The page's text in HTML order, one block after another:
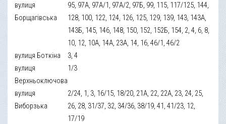
вулиця
Борщагівська
95, 97А, 97А/1, 97А/2, 97Б, 99, 115, 117/125, 144,
128, 100, 122, 124, 126, 125, 129, 139, 143, 143А,
143Б, 145, 146, 148, 150, 152, 152Б, 154, 2, 4, 6, 8,
10, 12, 10А, 14А, 23А, 14, 16, 46/1, 46/2
вулиця Боткіна
3, 4
вулиця
Верхньоключова
1/3
вулиця
Виборзька
2/24, 1, 3, 16/15, 18/20, 21А, 22, 22А, 23, 24, 25,
26, 28, 31/37, 32, 34/36, 38/19, 41, 41/23, 12,
17/19